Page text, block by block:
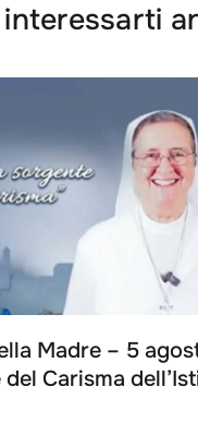
Madre – 5
Carisma